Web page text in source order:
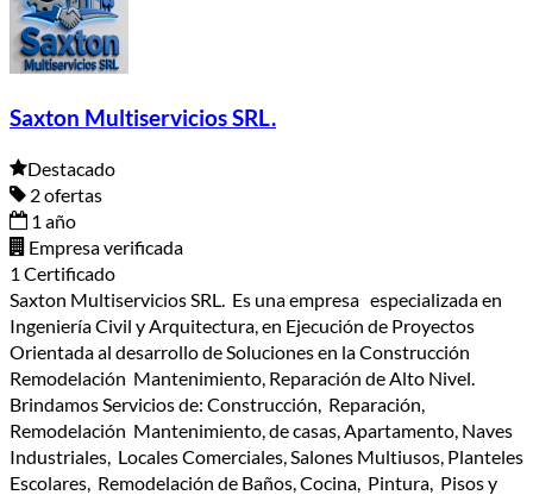
Saxton Multiservicios SRL.
Destacado
2 ofertas
1 año
Empresa verificada
1 Certificado
Saxton Multiservicios SRL. Es una empresa especializada en
Ingeniería Civil y Arquitectura, en Ejecución de Proyectos
Orientada al desarrollo de Soluciones en la Construcción
Remodelación Mantenimiento, Reparación de Alto Nivel.
Brindamos Servicios de: Construcción, Reparación,
Remodelación Mantenimiento, de casas, Apartamento, Naves
Industriales, Locales Comerciales, Salones Multiusos, Planteles
Escolares, Remodelación de Baños, Cocina, Pintura, Pisos y